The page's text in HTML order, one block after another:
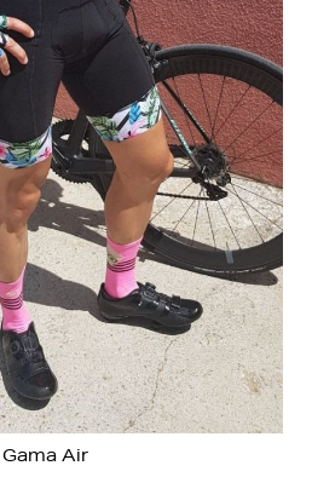
Air